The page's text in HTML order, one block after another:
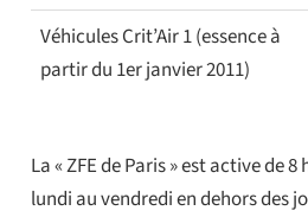
Véhicules Crit’Air 1 (essence à
partir du 1er janvier 2011)
La « ZFE de Paris » est active de
lundi au vendredi en dehors des